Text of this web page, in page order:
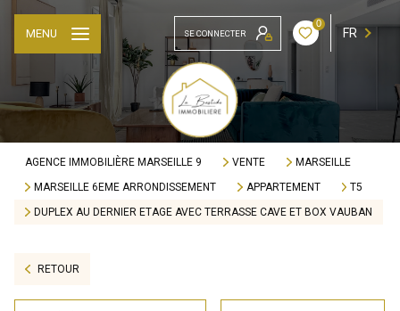
SE CONNECTER
0
FR
MENU
AGENCE IMMOBILIÈRE MARSEILLE 9 VENTE
MARSEILLE
MARSEILLE 6EME ARRONDISSEMENT
APPARTEMENT
T5
DUPLEX AU DERNIER ETAGE AVEC TERRASSE CAVE ET BOX VAUBAN
RETOUR